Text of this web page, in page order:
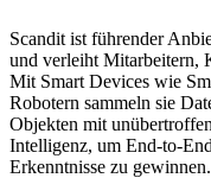
Scandit ist führender
und verleiht Mitarbeitern,
Mit Smart Devices wie
Robotern sammeln sie
Objekten mit
Intelligenz, um End-to-
Erkenntnisse zu gewinnen.